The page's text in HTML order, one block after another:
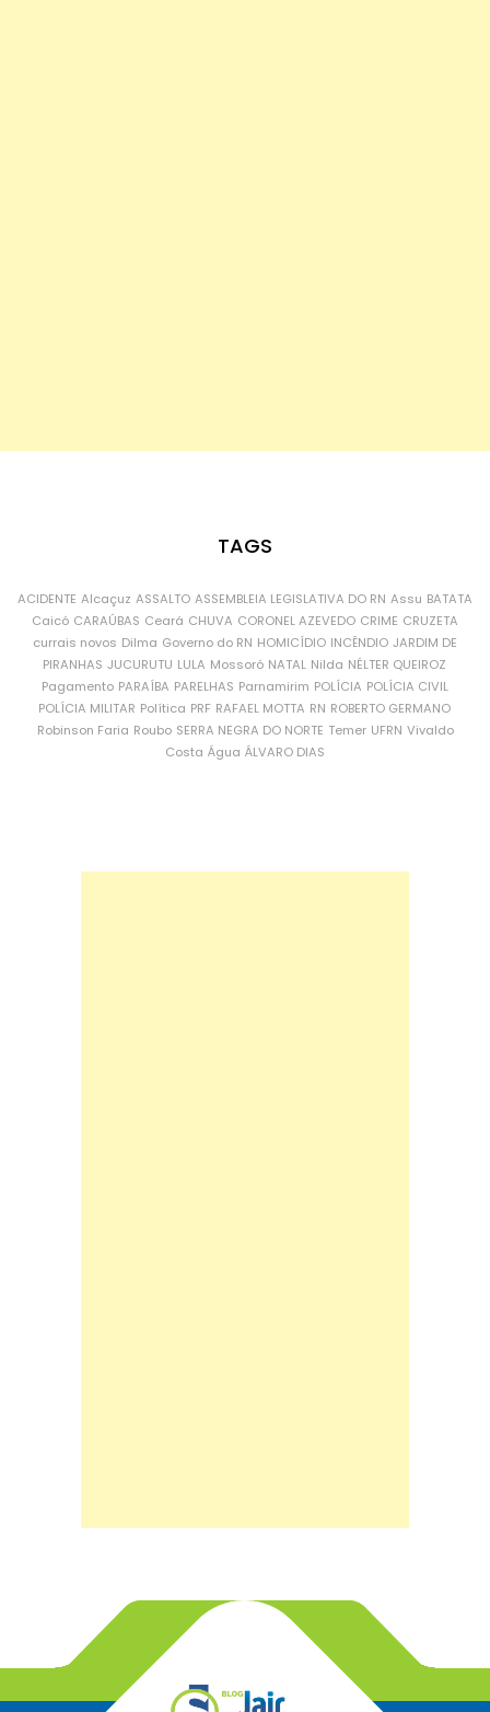
TAGS
ACIDENTE Alcaçuz ASSALTO ASSEMBLEIA LEGISLATIVA DO RN Assu BATATA
Caicó CARAÚBAS Ceará CHUVA CORONEL AZEVEDO CRIME CRUZETA
currais novos Dilma Governo do RN HOMICÍDIO INCÊNDIO JARDIM DE
PIRANHAS JUCURUTU LULA Mossoró NATAL Nilda NÉLTER QUEIROZ
Pagamento PARAÍBA PARELHAS Parnamirim POLÍCIA POLÍCIA CIVIL
POLÍCIA MILITAR Política PRF RAFAEL MOTTA RN ROBERTO GERMANO
Robinson Faria Roubo SERRA NEGRA DO NORTE Temer UFRN Vivaldo
Costa Água ÁLVARO DIAS